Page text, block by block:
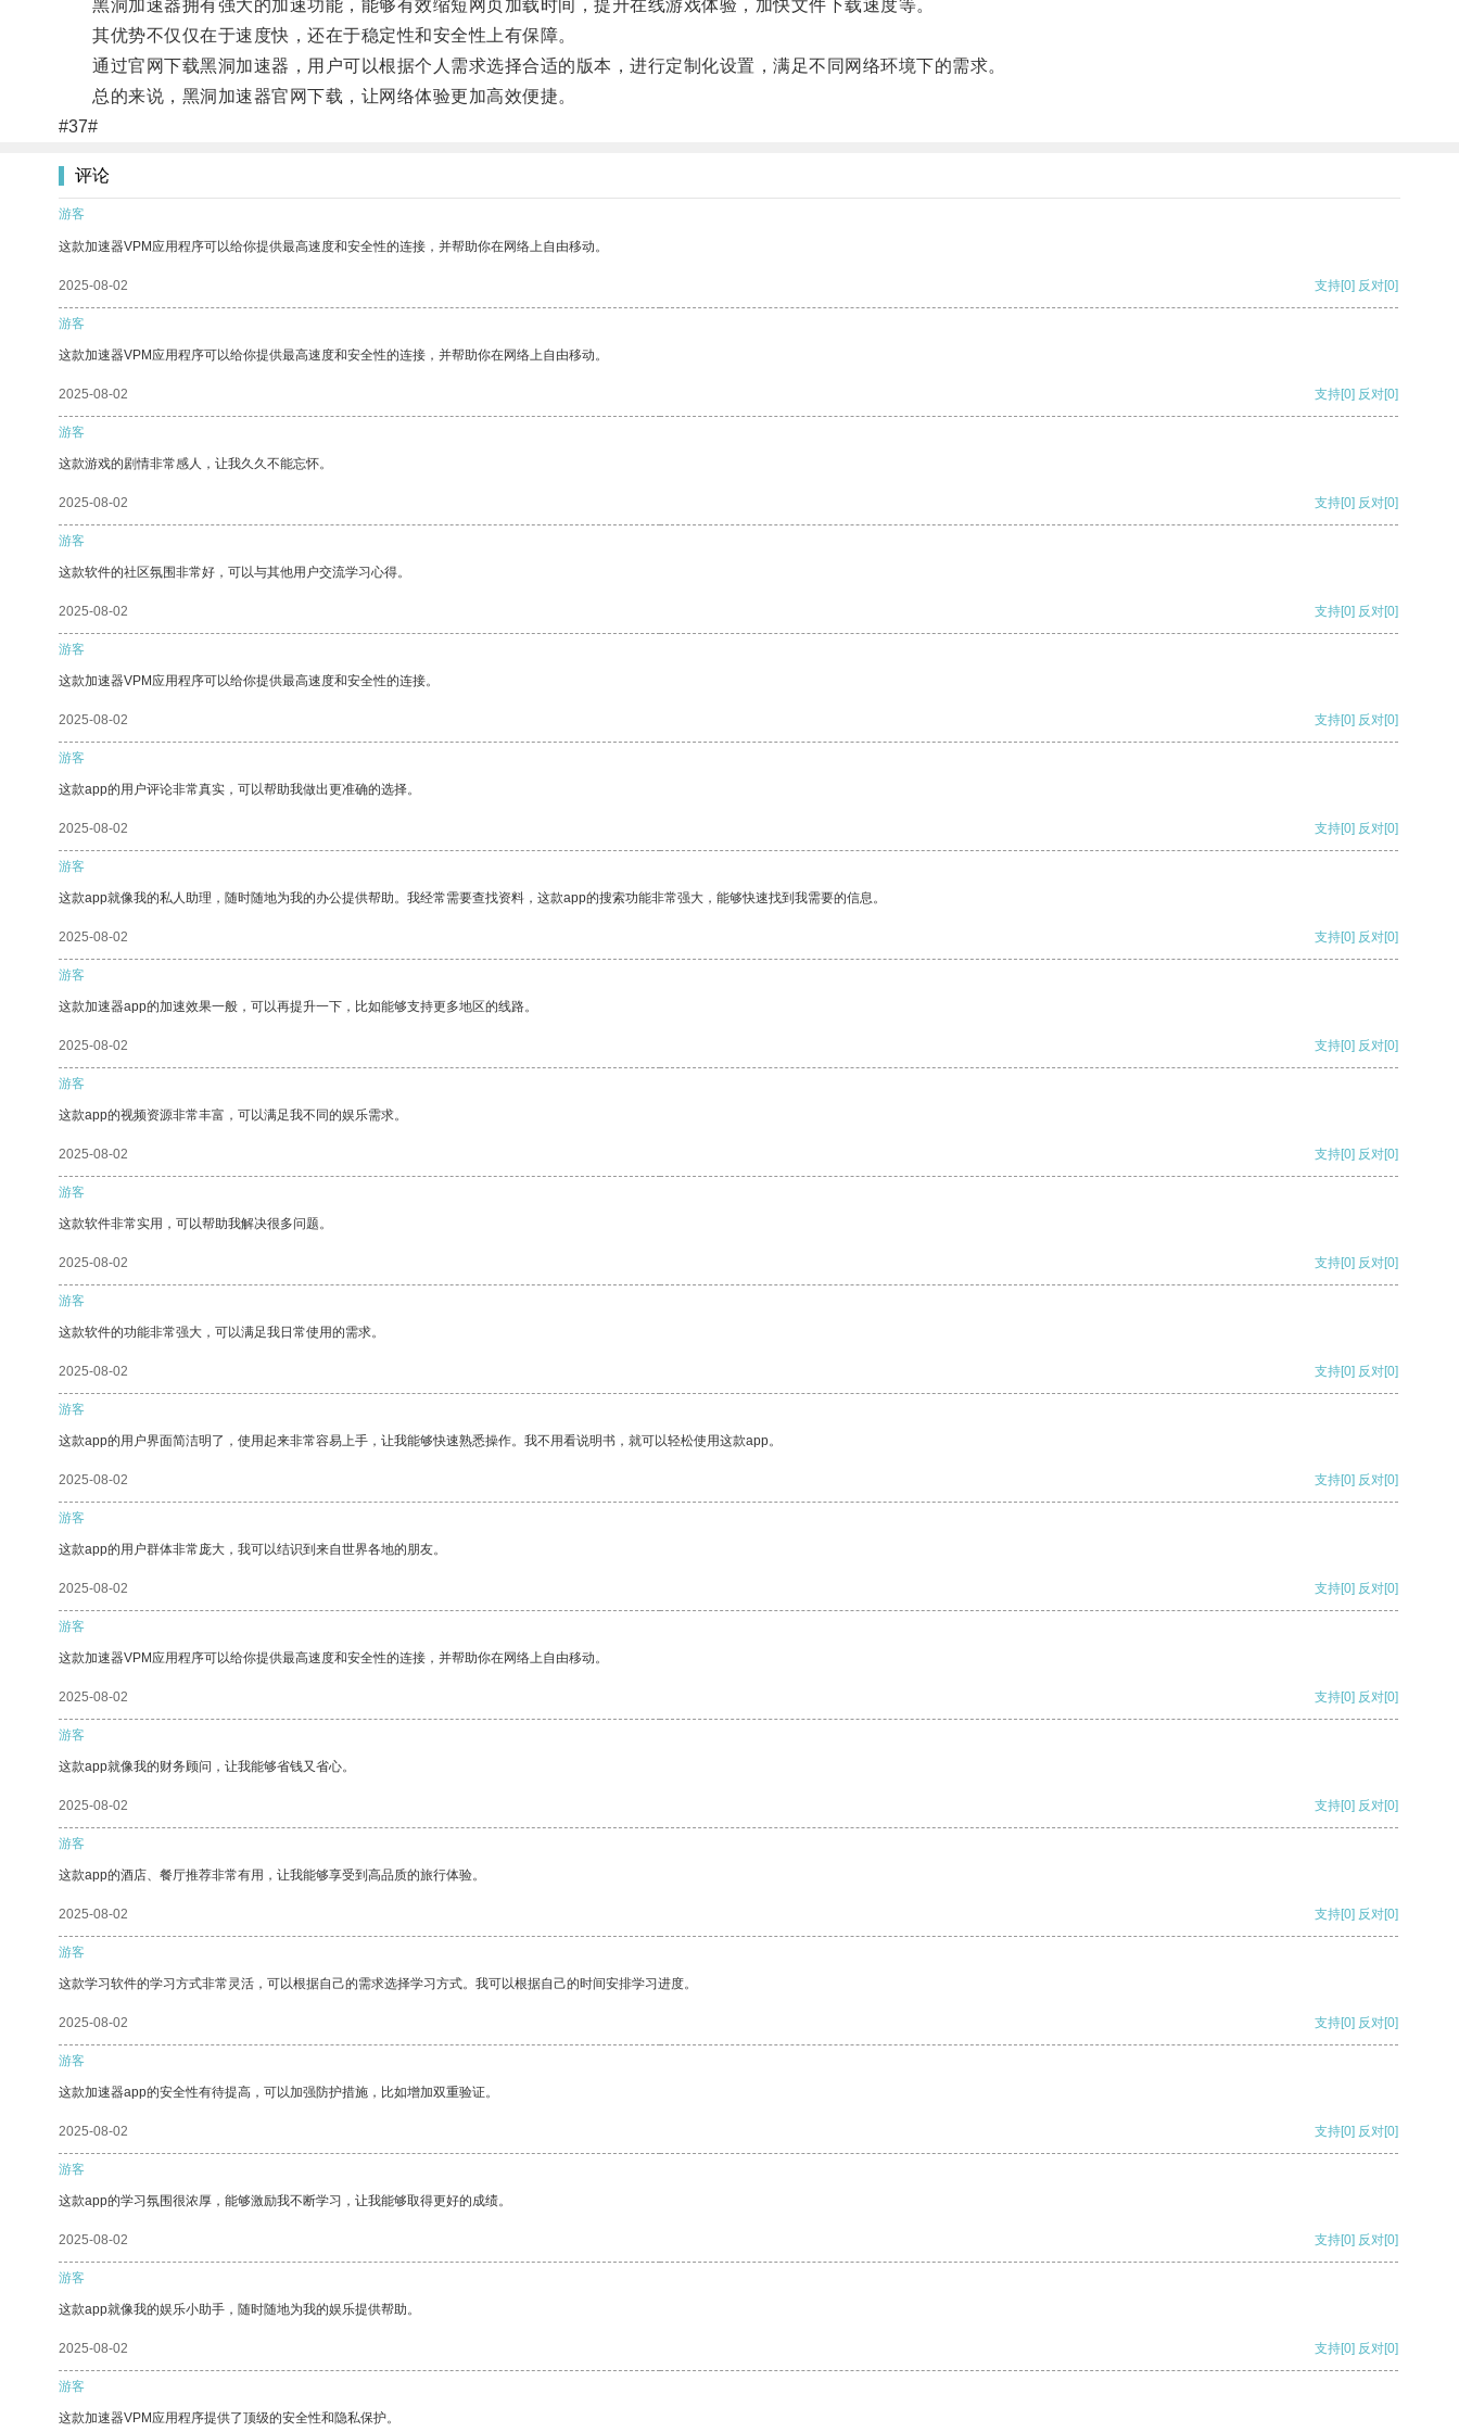
黑洞加速器拥有强大的加速功能，能够有效缩短网页加载时间，提升在线游戏体验，加快文件下载速度等。
其优势不仅仅在于速度快，还在于稳定性和安全性上有保障。
通过官网下载黑洞加速器，用户可以根据个人需求选择合适的版本，进行定制化设置，满足不同网络环境下的需求。
总的来说，黑洞加速器官网下载，让网络体验更加高效便捷。
#37#
评论
游客
这款加速器VPM应用程序可以给你提供最高速度和安全性的连接，并帮助你在网络上自由移动。
2025-08-02 支持[0] 反对[0]
游客
这款加速器VPM应用程序可以给你提供最高速度和安全性的连接，并帮助你在网络上自由移动。
2025-08-02 支持[0] 反对[0]
游客
这款游戏的剧情非常感人，让我久久不能忘怀。
2025-08-02 支持[0] 反对[0]
游客
这款软件的社区氛围非常好，可以与其他用户交流学习心得。
2025-08-02 支持[0] 反对[0]
游客
这款加速器VPM应用程序可以给你提供最高速度和安全性的连接。
2025-08-02 支持[0] 反对[0]
游客
这款app的用户评论非常真实，可以帮助我做出更准确的选择。
2025-08-02 支持[0] 反对[0]
游客
这款app就像我的私人助理，随时随地为我的办公提供帮助。我经常需要查找资料，这款app的搜索功能非常强大，能够快速找到我需要的信息。
2025-08-02 支持[0] 反对[0]
游客
这款加速器app的加速效果一般，可以再提升一下，比如能够支持更多地区的线路。
2025-08-02 支持[0] 反对[0]
游客
这款app的视频资源非常丰富，可以满足我不同的娱乐需求。
2025-08-02 支持[0] 反对[0]
游客
这款软件非常实用，可以帮助我解决很多问题。
2025-08-02 支持[0] 反对[0]
游客
这款软件的功能非常强大，可以满足我日常使用的需求。
2025-08-02 支持[0] 反对[0]
游客
这款app的用户界面简洁明了，使用起来非常容易上手，让我能够快速熟悉操作。我不用看说明书，就可以轻松使用这款app。
2025-08-02 支持[0] 反对[0]
游客
这款app的用户群体非常庞大，我可以结识到来自世界各地的朋友。
2025-08-02 支持[0] 反对[0]
游客
这款加速器VPM应用程序可以给你提供最高速度和安全性的连接，并帮助你在网络上自由移动。
2025-08-02 支持[0] 反对[0]
游客
这款app就像我的财务顾问，让我能够省钱又省心。
2025-08-02 支持[0] 反对[0]
游客
这款app的酒店、餐厅推荐非常有用，让我能够享受到高品质的旅行体验。
2025-08-02 支持[0] 反对[0]
游客
这款学习软件的学习方式非常灵活，可以根据自己的需求选择学习方式。我可以根据自己的时间安排学习进度。
2025-08-02 支持[0] 反对[0]
游客
这款加速器app的安全性有待提高，可以加强防护措施，比如增加双重验证。
2025-08-02 支持[0] 反对[0]
游客
这款app的学习氛围很浓厚，能够激励我不断学习，让我能够取得更好的成绩。
2025-08-02 支持[0] 反对[0]
游客
这款app就像我的娱乐小助手，随时随地为我的娱乐提供帮助。
2025-08-02 支持[0] 反对[0]
游客
这款加速器VPM应用程序提供了顶级的安全性和隐私保护。